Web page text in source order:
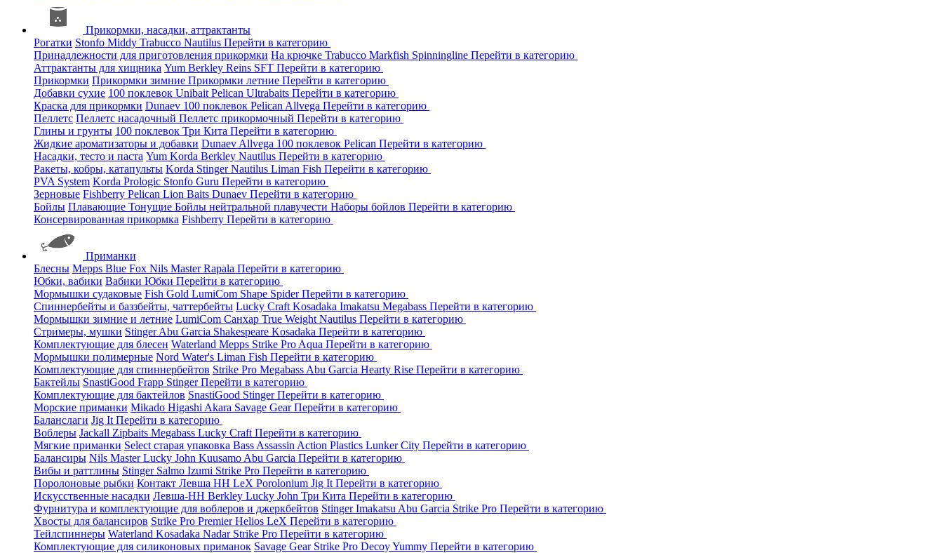
Прикормки, насадки, аттрактанты
Рогатки Stonfo Middy Trabucco Nautilus Перейти в категорию
Принадлежности для приготовления прикормки На крючке Trabucco Markfish Spinningline Перейти в категорию
Аттрактанты для хищника Yum Berkley Reins SFT Перейти в категорию
Прикормки Прикормки зимние Прикормки летние Перейти в категорию
Добавки сухие 100 поклевок Unibait Pelican Ultrabaits Перейти в категорию
Краска для прикормки Dunaev 100 поклевок Pelican Allvega Перейти в категорию
Пеллетс Пеллетс насадочный Пеллетс прикормочный Перейти в категорию
Глины и грунты 100 поклевок Три Кита Перейти в категорию
Жидкие ароматизаторы и добавки Dunaev Allvega 100 поклевок Pelican Перейти в категорию
Насадки, тесто и паста Yum Korda Berkley Nautilus Перейти в категорию
Ракеты, кобры, катапульты Korda StingerNautilus Liman Fish Перейти в категорию
PVA System Korda Prologic Stonfo Guru Перейти в категорию
Зерновые Fishberry Pelican Lion Baits Dunaev Перейти в категорию
Бойлы Плавающие Тонущие Бойлы нейтральной плавучести Наборы бойлов Перейти в категорию
Консервированная прикормка Fishberry Перейти в категорию
Приманки
Блесны Mepps Blue Fox Nils MasterRapala Перейти в категорию
Юбки, вабики Вабики Юбки Перейти в категорию
Мормышки судаковые Fish Gold LumiCom Shape SpiderПерейти в категорию
Спиннербейты и баззбейты, чаттербейты Lucky Craft Kosadaka Imakatsu Megabass Перейти в категорию
Мормышки зимние и летние LumiCom Санхар True Weight Nautilus Перейти в категорию
Стримеры, мушки StingerAbu Garcia Shakespeare Kosadaka Перейти в категорию
Комплектующие для блесен Waterland Mepps Strike Pro Aqua Перейти в категорию
Мормышки полимерные Nord Water's Liman Fish Перейти в категорию
Комплектующие для спиннербейтов Strike Pro Megabass Abu Garcia Hearty Rise Перейти в категорию
Бактейлы SnastiGood Frapp StingerПерейти в категорию
Комплектующие для бактейлов SnastiGood StingerПерейти в категорию
Морские приманки Mikado Higashi Akara Savage GearПерейти в категорию
Баланслаги Jig It Перейти в категорию
Воблеры Jackall Zipbaits Megabass Lucky Craft Перейти в категорию
Мягкие приманки Select старая упаковка Bass Assassin Action Plastics Lunker City Перейти в категорию
Балансиры Nils MasterLucky John Kuusamo Abu Garcia Перейти в категорию
Вибы и раттлины Stinger Salmo Izumi Strike Pro Перейти в категорию
Поролоновые рыбки Контакт Левша НН LeX Porolonium Jig It Перейти в категорию
Искусственные насадки Левша-НН Berkley Lucky John Три Кита Перейти в категорию
Фурнитура и комплектующие для воблеров и джеркбейтов StingerImakatsu Abu Garcia Strike Pro Перейти в категорию
Хвосты для балансиров Strike Pro PremierHelios LeX Перейти в категорию
Тейлспиннеры Waterland Kosadaka Nadar Strike Pro Перейти в категорию
Комплектующие для силиконовых приманок Savage Gear Strike Pro DecoyYummy Перейти в категорию